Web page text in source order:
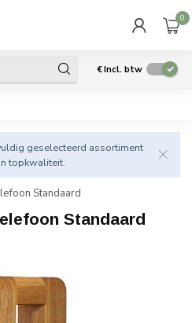
0
€Incl. btw
geselecteerd assortiment
topkwaliteit.
Standaard
Standaard